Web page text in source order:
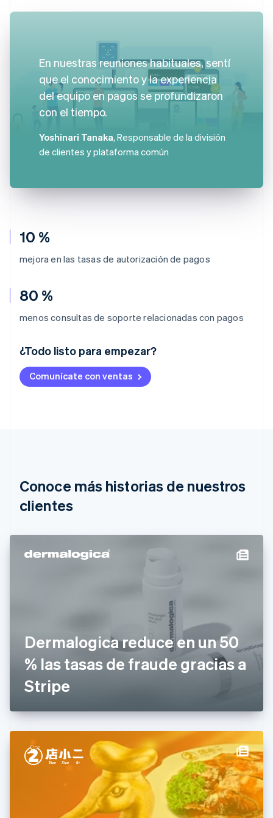
10 %
mejora en las tasas de autorización de pagos
80 %
menos consultas de soporte relacionadas con pagos
¿Todo listo para empezar?
Comunícate con ventas
En nuestras reuniones habituales, sentí
que el conocimiento y la experiencia
del equipo en pagos se profundizaron
con el tiempo.
Yoshinari Tanaka, Responsable de la división
de clientes y plataforma común
Conoce más historias de nuestros
clientes
Dermalogica reduce en un 50
% las tasas de fraude gracias a
Stripe
Alemania
DeutschEnglish
Australia
Bulgaria
English
Canadá
China continental
Chipre
Emiratos Árabes Unidos
English
Eslovaquia
Eslovenia
España
English Español 简体中文
Estonia
Svenska